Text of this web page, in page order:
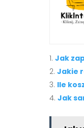
Jak
Jakie
Ile
Jak